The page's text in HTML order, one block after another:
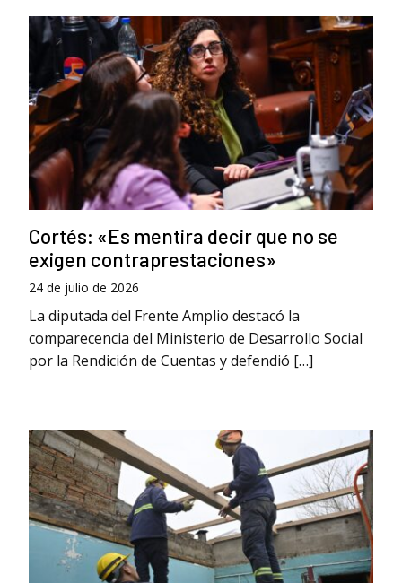
Cortés: «Es mentira decir que no se
exigen contraprestaciones»
24 de julio de 2026
La diputada del Frente Amplio destacó la
comparecencia del Ministerio de Desarrollo Social
por la Rendición de Cuentas y defendió […]